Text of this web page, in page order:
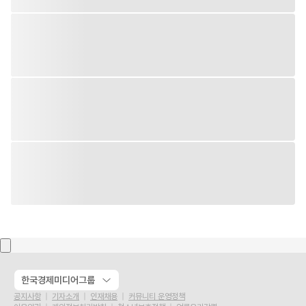
한국경제미디어그룹
공지사항 기자소개 인재채용
커뮤니티 운영정책